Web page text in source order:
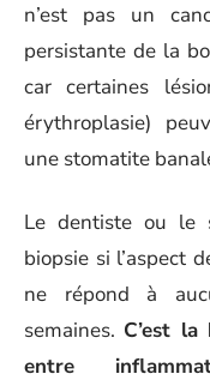
n’est pas un
persistante de la
car certaines
érythroplasie)
une stomatite
Le dentiste ou le
biopsie si l’aspect
ne répond à
semaines. C’est
entre